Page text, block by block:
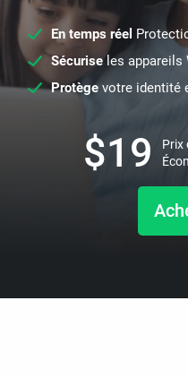
En temps réel
Sécuriseles appareils
Protège votre identité
$19 Prix